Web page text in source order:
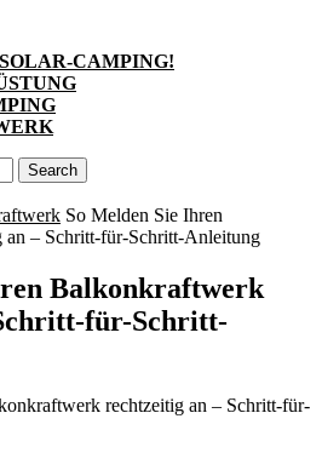
CAMPING!
So Melden Sie Ihren
– Schritt-für-Schritt-Anleitung
Balkonkraftwerk
für-Schritt-